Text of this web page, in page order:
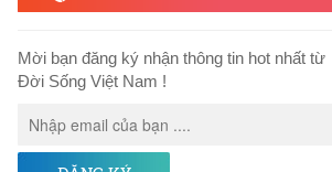
Mời bạn đăng ký nhận thông tin hot nhất từ
Đời Sống Việt Nam !